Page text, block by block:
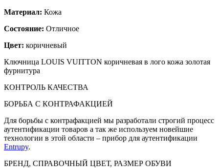
Материал: Кожа
Состояние: Отличное
Цвет: коричневый
Ключница LOUIS VUITTON коричневая в лого кожа золотая
фурнитура
КОНТРОЛЬ КАЧЕСТВА
БОРЬБА С КОНТРАФАКЦИЕЙ
Для борьбы с контрафакцией мы разработали строгий процесс
аутентификации товаров а так же используем новейшие
технологии в этой области – прибор для аутентификации
Entrupy.
БРЕНД, СПРАВОЧНЫЙ ЦВЕТ, РАЗМЕР ОБУВИ